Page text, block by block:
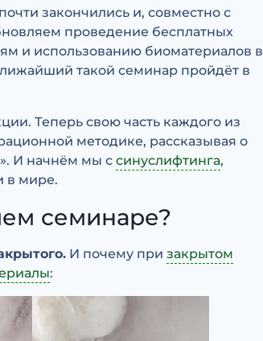
закончились и, совместно с
проведение бесплатных
и использованию биоматериалов в
такой семинар пройдёт в
Теперь свою часть каждого из
методике, рассказывая о
И начнём мы с синуслифтинга,
в мире.
семинаре?
И почему при закрытом
: